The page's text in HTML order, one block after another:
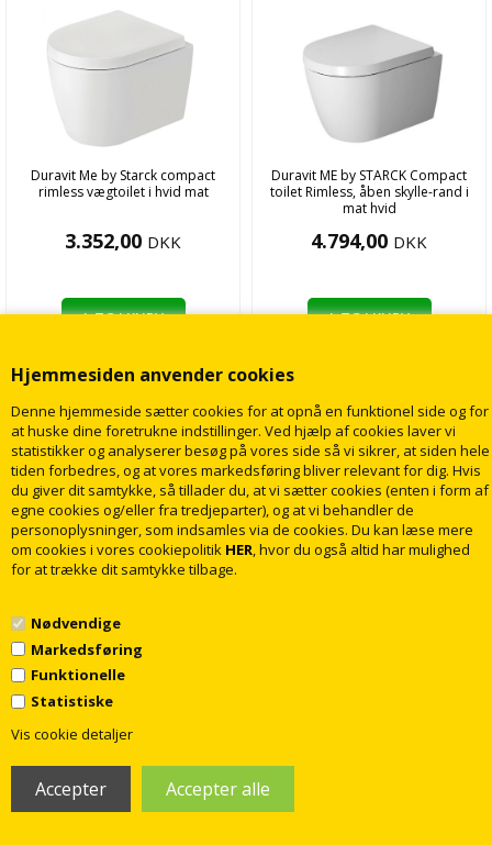
Hjemmesiden anvender cookies
Denne hjemmeside sætter cookies for at opnå en funktionel side og for
at huske dine foretrukne indstillinger. Ved hjælp af cookies laver vi
statistikker og analyserer besøg på vores side så vi sikrer, at siden hele
tiden forbedres, og at vores markedsføring bliver relevant for dig. Hvis
du giver dit samtykke, så tillader du, at vi sætter cookies (enten i form af
egne cookies og/eller fra tredjeparter), og at vi behandler de
personoplysninger, som indsamles via de cookies. Du kan læse mere
om cookies i vores cookiepolitik HER, hvor du også altid har mulighed
for at trække dit samtykke tilbage.
Nødvendige
Markedsføring
Funktionelle
Statistiske
Vis cookie detaljer
Duravit Me by Starck compact
rimless vægtoilet i hvid mat
3.352,00 DKK
LÆG I KURV
Duravit ME by STARCK Compact
toilet Rimless, åben skylle-rand i
mat hvid
4.794,00 DKK
LÆG I KURV
Duravit ME by Starck Compact
væghængt toilet Duravit Rimless -
2.157,00
LÆG I KURV
Levering7-14
Duravit ME by Starck gulvstående